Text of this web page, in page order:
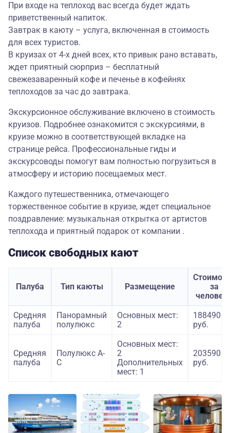
При входе на теплоход вас всегда будет ждать
приветственный напиток.
Завтрак в каюту – услуга, включенная в стоимость
для всех туристов.
В круизах от 4-х дней всех, кто привык рано вставать,
ждет приятный сюрприз – бесплатный
свежезаваренный кофе и печенье в кофейнях
теплоходов за час до завтрака.
Экскурсионное обслуживание включено в стоимость
круизов. Подробнее ознакомится с экскурсиями, в
круизе можно в соответствующей вкладке на
странице рейса. Профессиональные гиды и
экскурсоводы помогут вам полностью погрузиться в
атмосферу и историю посещаемых мест.
Каждого путешественника, отмечающего
торжественное событие в круизе, ждет специальное
поздравление: музыкальная открытка от артистов
теплохода и приятный подарок от компании .
Список свободных кают
Палуба Тип каюты Размещение
за
Средняя
палуба
Панорамный
полулюкс
Основных мест:
2
188490
руб.
Средняя
палуба
Полулюкс А-
С
Основных мест:
2
Дополнительных
мест: 1
203590
руб.